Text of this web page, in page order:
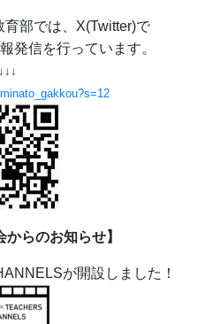
部では、X(Twitter)で
発信を行っています。
↓↓↓
からのお知らせ】
が開設しました！